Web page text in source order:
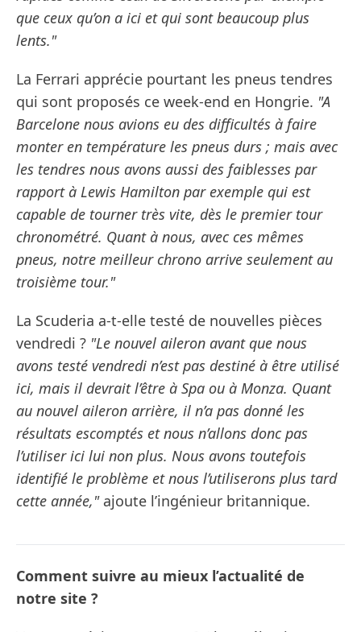
que ceux qu’on a ici et qui sont beaucoup plus
lents."
La Ferrari apprécie pourtant les pneus tendres
qui sont proposés ce week-end en Hongrie. "A
Barcelone nous avions eu des difficultés à faire
monter en température les pneus durs ; mais avec
les tendres nous avons aussi des faiblesses par
rapport à Lewis Hamilton par exemple qui est
capable de tourner très vite, dès le premier tour
chronométré. Quant à nous, avec ces mêmes
pneus, notre meilleur chrono arrive seulement au
troisième tour."
La Scuderia a-t-elle testé de nouvelles pièces
vendredi ? "Le nouvel aileron avant que nous
avons testé vendredi n’est pas destiné à être utilisé
ici, mais il devrait l’être à Spa ou à Monza. Quant
au nouvel aileron arrière, il n’a pas donné les
résultats escomptés et nous n’allons donc pas
l’utiliser ici lui non plus. Nous avons toutefois
identifié le problème et nous l’utiliserons plus tard
cette année,"ajoute l’ingénieur britannique.
Comment suivre au mieux l’actualité de
notre site ?